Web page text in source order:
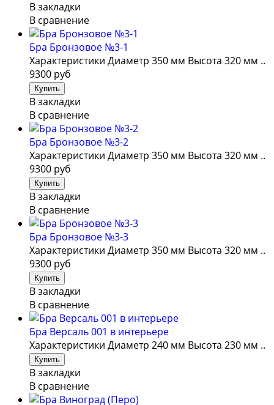
В закладки
В сравнение
Бра Бронзовое №3-1
Характеристики Диаметр 350 мм Высота 320 мм ..
9300 руб
В закладки
В сравнение
Бра Бронзовое №3-2
Характеристики Диаметр 350 мм Высота 320 мм ..
9300 руб
В закладки
В сравнение
Бра Бронзовое №3-3
Характеристики Диаметр 350 мм Высота 320 мм ..
9300 руб
В закладки
В сравнение
Бра Версаль 001 в интерьере
Характеристики Диаметр 240 мм Высота 230 мм ..
В закладки
В сравнение